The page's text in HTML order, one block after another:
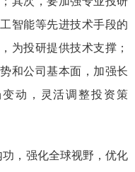
智能等先进技术手段的
为投研提供技术支撑；
和公司基本面，加强长
动，灵活调整投资策
，强化全球视野，优化